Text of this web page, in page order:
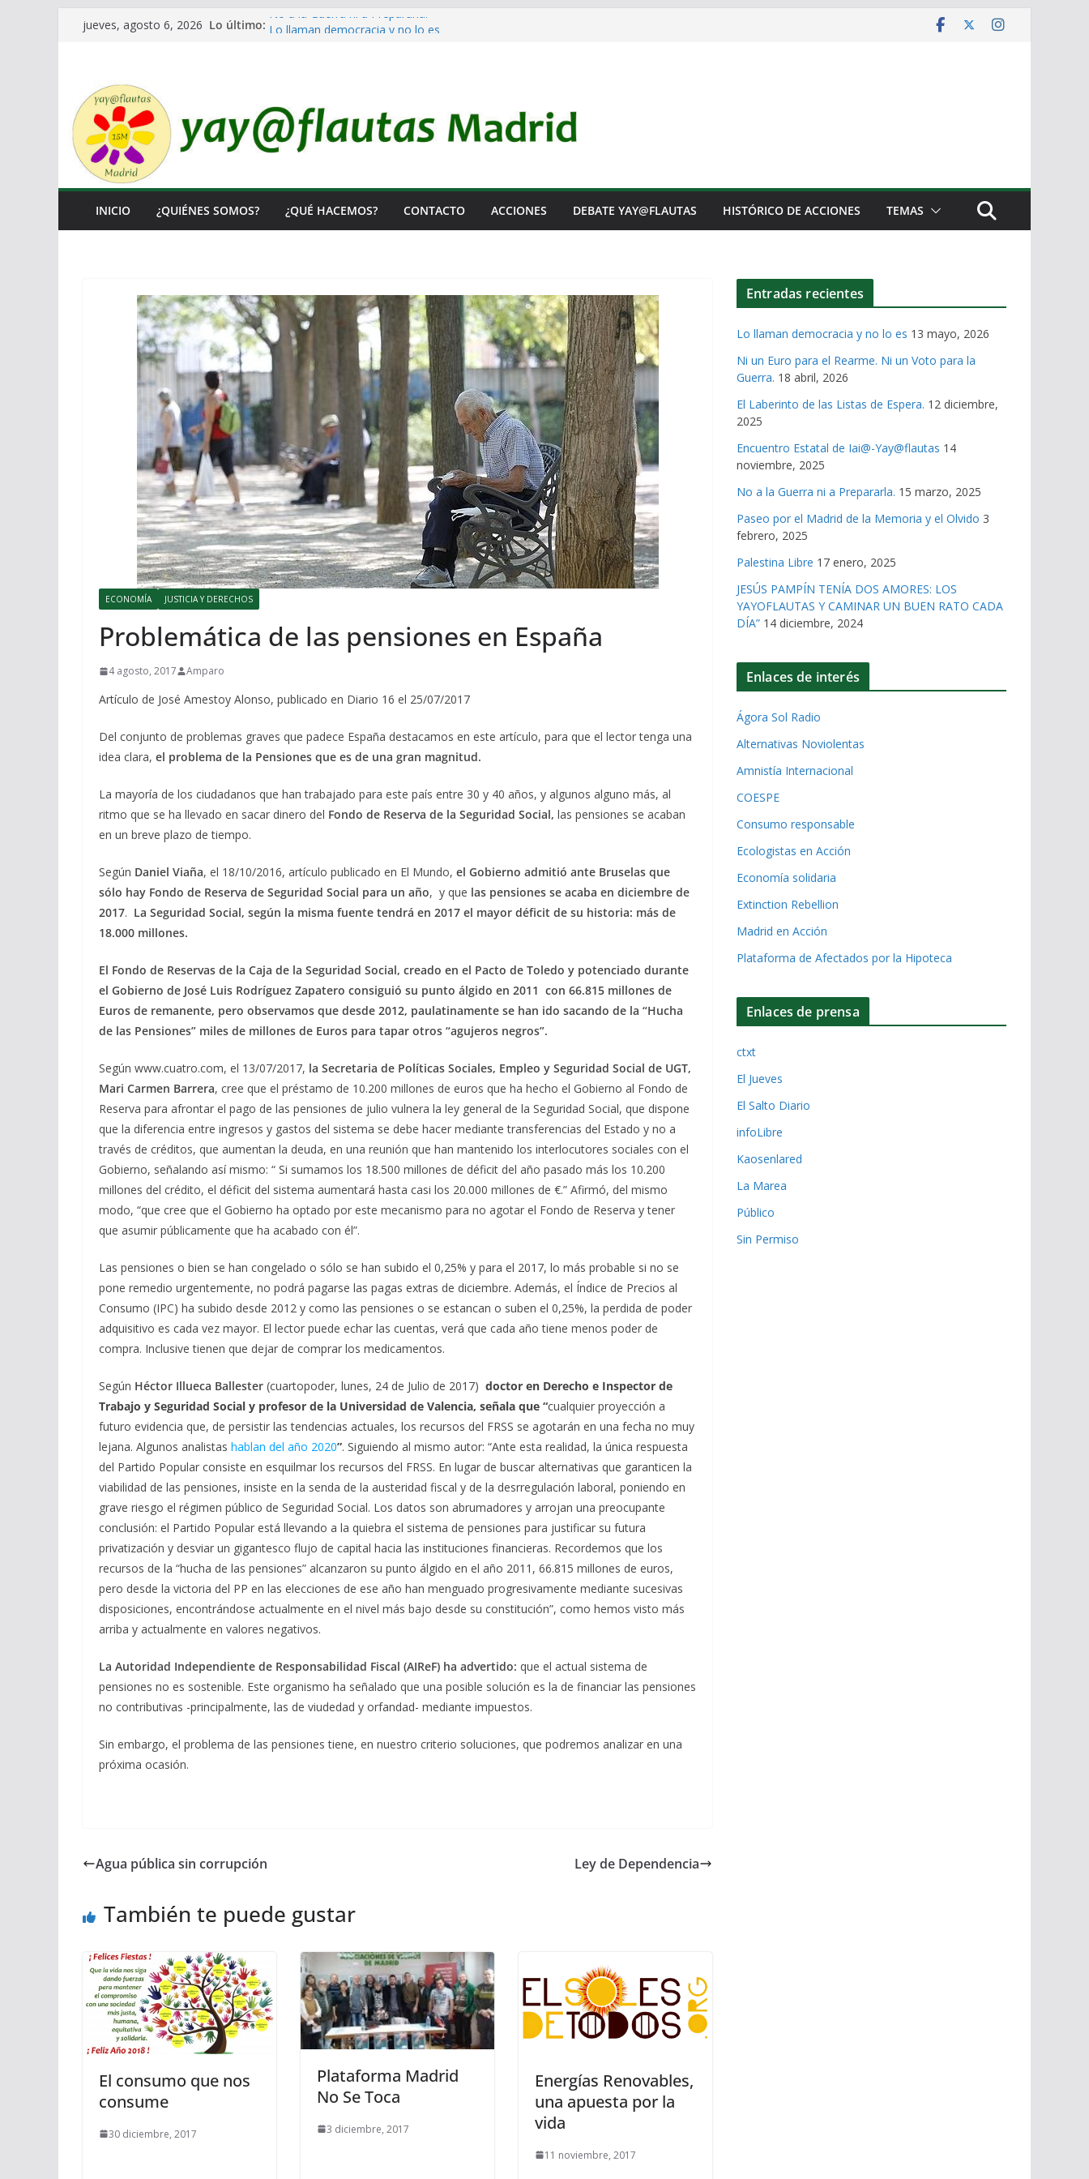
Saltarjueves, agosto 6, 2026 Lo último: No a la Guerra ni a Prepararla.
INICIO ¿QUIÉNES SOMOS? ¿QUÉ HACEMOS? CONTACTO ACCIONES DEBATE YAY@FLAUTAS HISTÓRICO DE ACCIONES TEMAS
ECONOMÍA JUSTICIA Y DERECHOS
Problemática de las pensiones en España
4 agosto, 2017 Amparo
Artículo de José Amestoy Alonso, publicado en Diario 16 el 25/07/2017
Del conjunto de problemas graves que padece España destacamos en este artículo, para que el lector tenga una
idea clara, el problema de la Pensiones que es de una gran magnitud.
La mayoría de los ciudadanos que han trabajado para este país entre 30 y 40 años, y algunos alguno más, al
ritmo que se ha llevado en sacar dinero del Fondo de Reserva de la Seguridad Social, las pensiones se acaban
en un breve plazo de tiempo.
Según Daniel Viaña, el 18/10/2016, artículo publicado en El Mundo, el Gobierno admitió ante Bruselas que
sólo hay Fondo de Reserva de Seguridad Social para un año, y que las pensiones se acaba en diciembre de
2017. La Seguridad Social, según la misma fuente tendrá en 2017 el mayor déficit de su historia: más de
18.000 millones.
El Fondo de Reservas de la Caja de la Seguridad Social, creado en el Pacto de Toledo y potenciado durante
el Gobierno de José Luis Rodríguez Zapatero consiguió su punto álgido en 2011 con 66.815 millones de
Euros de remanente, pero observamos que desde 2012, paulatinamente se han ido sacando de la “Hucha
de las Pensiones” miles de millones de Euros para tapar otros “agujeros negros”.
Según www.cuatro.com, el 13/07/2017, la Secretaria de Políticas Sociales, Empleo y Seguridad Social de UGT,
Mari Carmen Barrera, cree que el préstamo de 10.200 millones de euros que ha hecho el Gobierno al Fondo de
Reserva para afrontar el pago de las pensiones de julio vulnera la ley general de la Seguridad Social, que dispone
que la diferencia entre ingresos y gastos del sistema se debe hacer mediante transferencias del Estado y no a
través de créditos, que aumentan la deuda, en una reunión que han mantenido los interlocutores sociales con el
Gobierno, señalando así mismo: “ Si sumamos los 18.500 millones de déficit del año pasado más los 10.200
millones del crédito, el déficit del sistema aumentará hasta casi los 20.000 millones de €.” Afirmó, del mismo
modo, “que cree que el Gobierno ha optado por este mecanismo para no agotar el Fondo de Reserva y tener
que asumir públicamente que ha acabado con él”.
Las pensiones o bien se han congelado o sólo se han subido el 0,25% y para el 2017, lo más probable si no se
pone remedio urgentemente, no podrá pagarse las pagas extras de diciembre. Además, el Índice de Precios al
Consumo (IPC) ha subido desde 2012 y como las pensiones o se estancan o suben el 0,25%, la perdida de poder
adquisitivo es cada vez mayor. El lector puede echar las cuentas, verá que cada año tiene menos poder de
compra. Inclusive tienen que dejar de comprar los medicamentos.
Según Héctor Illueca Ballester (cuartopoder, lunes, 24 de Julio de 2017) doctor en Derecho e Inspector de
Trabajo y Seguridad Social y profesor de la Universidad de Valencia, señala que “cualquier proyección a
futuro evidencia que, de persistir las tendencias actuales, los recursos del FRSS se agotarán en una fecha no muy
lejana. Algunos analistas hablan del año 2020”. Siguiendo al mismo autor: “Ante esta realidad, la única respuesta
del Partido Popular consiste en esquilmar los recursos del FRSS. En lugar de buscar alternativas que garanticen la
viabilidad de las pensiones, insiste en la senda de la austeridad fiscal y de la desrregulación laboral, poniendo en
grave riesgo el régimen público de Seguridad Social. Los datos son abrumadores y arrojan una preocupante
conclusión: el Partido Popular está llevando a la quiebra el sistema de pensiones para justificar su futura
privatización y desviar un gigantesco flujo de capital hacia las instituciones financieras. Recordemos que los
recursos de la “hucha de las pensiones” alcanzaron su punto álgido en el año 2011, 66.815 millones de euros,
pero desde la victoria del PP en las elecciones de ese año han menguado progresivamente mediante sucesivas
disposiciones, encontrándose actualmente en el nivel más bajo desde su constitución”, como hemos visto más
arriba y actualmente en valores negativos.
La Autoridad Independiente de Responsabilidad Fiscal (AIReF) ha advertido: que el actual sistema de
pensiones no es sostenible. Este organismo ha señalado que una posible solución es la de financiar las pensiones
no contributivas -principalmente, las de viudedad y orfandad- mediante impuestos.
Sin embargo, el problema de las pensiones tiene, en nuestro criterio soluciones, que podremos analizar en una
próxima ocasión.
Agua pública sin corrupción Ley de Dependencia
También te puede gustar
El consumo que nos
consume
30 diciembre, 2017
Plataforma Madrid
No Se Toca
3 diciembre, 2017
Energías Renovables,
una apuesta por la
vida
11 noviembre, 2017
Entradas recientes
Lo llaman democracia y no lo es 13 mayo, 2026
Ni un Euro para el Rearme. Ni un Voto para la
Guerra. 18 abril, 2026
El Laberinto de las Listas de Espera. 12 diciembre,
2025
Encuentro Estatal de Iai@-Yay@flautas 14
noviembre, 2025
No a la Guerra ni a Prepararla. 15 marzo, 2025
Paseo por el Madrid de la Memoria y el Olvido 3
febrero, 2025
Palestina Libre 17 enero, 2025
JESÚS PAMPÍN TENÍA DOS AMORES: LOS
YAYOFLAUTAS Y CAMINAR UN BUEN RATO CADA
DÍA” 14 diciembre, 2024
Enlaces de interés
Ágora Sol Radio
Alternativas Noviolentas
Amnistía Internacional
COESPE
Consumo responsable
Ecologistas en Acción
Economía solidaria
Extinction Rebellion
Madrid en Acción
Plataforma de Afectados por la Hipoteca
Enlaces de prensa
ctxt
El Jueves
El Salto Diario
infoLibre
Kaosenlared
La Marea
Público
Sin Permiso